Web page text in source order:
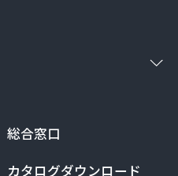
総合窓口
カタログダウンロード